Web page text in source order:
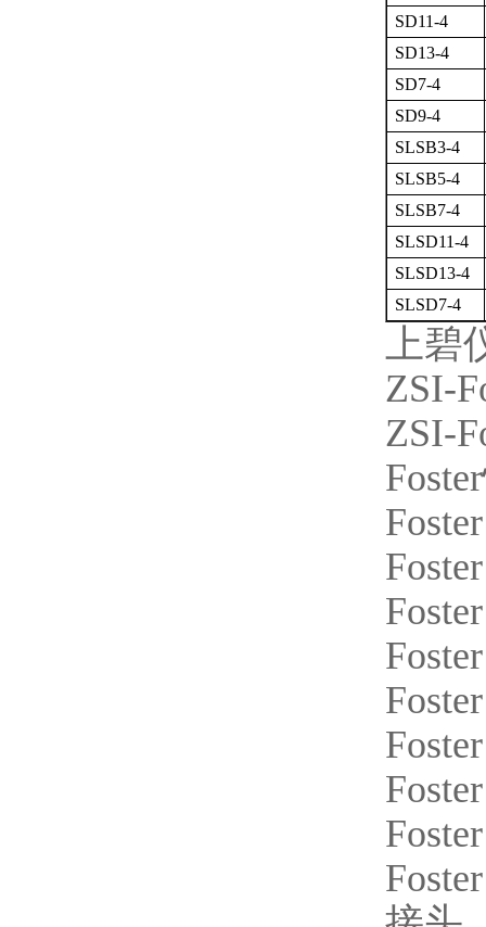
SD11-4
SD13-4
SD7-4
SD9-4
SLSB3-4
SLSB5-4
SLSB7-4
SLSD11-4
SLSD13-4
SLSD7-4
上碧
ZSI-
ZSI-
Foster